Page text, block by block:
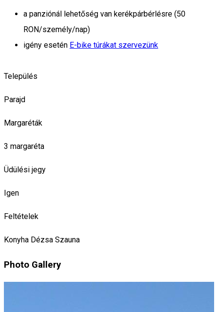
a panziónál lehetőség van kerékpárbérlésre (50
RON/személy/nap)
igény esetén E-bike túrákat szervezünk
Település
Parajd
Margaréták
3 margaréta
Üdülési jegy
Igen
Feltételek
Konyha Dézsa Szauna
Photo Gallery